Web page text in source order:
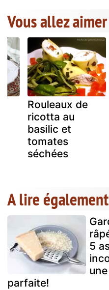
Vous allez aimer
Rouleaux de
ricotta au
basilic et
tomates
séchées
A lire également
5
parfaite!